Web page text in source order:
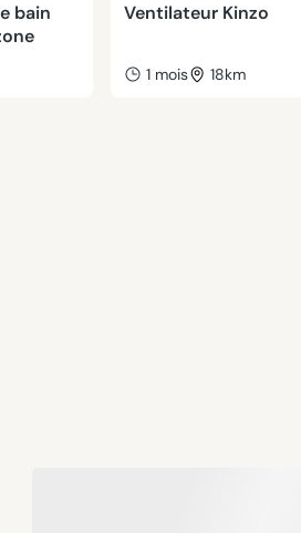
bain
Ventilateur Kinzo
1 mois 18km